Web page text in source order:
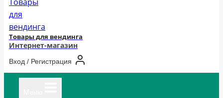
Товары для вендинга
Интернет-магазин
Вход / Регистрация